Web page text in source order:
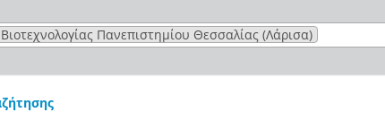
Πανεπιστημίου Θεσσαλίας (Λάρισα)